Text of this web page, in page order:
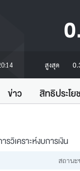
สูงสุด
ข่าว สิทธิประโย
รวิเคราะห์งบการเงิน
สถานะ